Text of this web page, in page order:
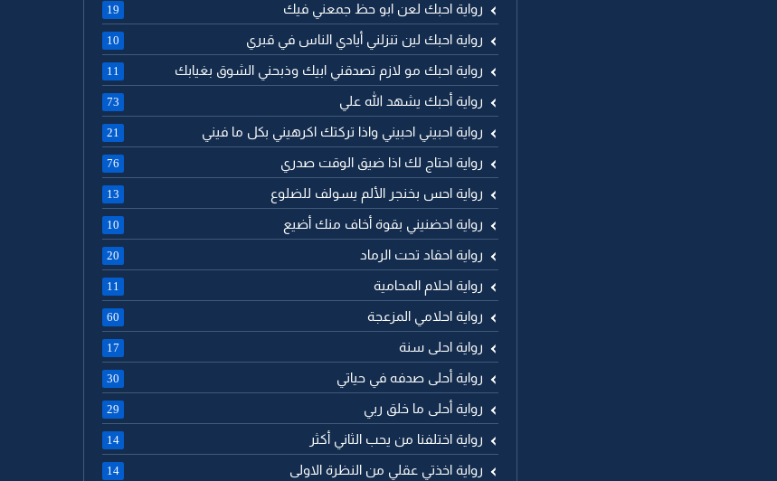
رواية احبك لعن ابو حظ جمعني فيك 19
رواية احبك لين تنزلني أيادي الناس في قبري 10
رواية احبك مو لازم تصدقني ابيك وذبحني الشوق بغيابك 11
رواية أحبك يشهد الله علي 73
رواية احبيني احبيني واذا تركتك اكرهيني بكل ما فيني 21
رواية احتاج لك اذا ضيق الوقت صدري 76
رواية احس بخنجر الألم يسولف للضلوع 13
رواية احضنيني بقوة أخاف منك أضيع 10
رواية احقاد تحت الرماد 20
رواية احلام المحامية 11
رواية احلامي المزعجة 60
رواية احلى سنة 17
رواية أحلى صدفه في حياتي 30
رواية أحلى ما خلق ربي 29
رواية اختلفنا من يحب الثاني أكثر 14
رواية اخذتي عقلي من النظرة الاولى 14